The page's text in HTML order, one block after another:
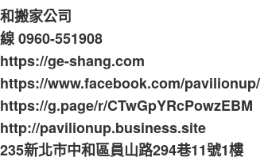
搬家公司
0960-551908
ge-shang.com
www.facebook.com/pavilionup/
g.page/r/CTwGpYRcPowzEBM
pavilionup.business.site
新北市中和區員山路294巷11號1樓